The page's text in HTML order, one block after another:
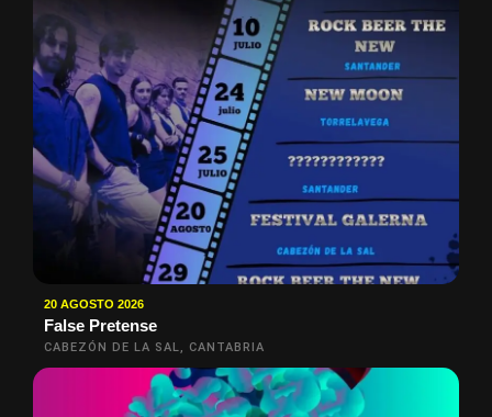
20 AGOSTO 2026
False Pretense
CABEZÓN DE LA SAL, CANTABRIA